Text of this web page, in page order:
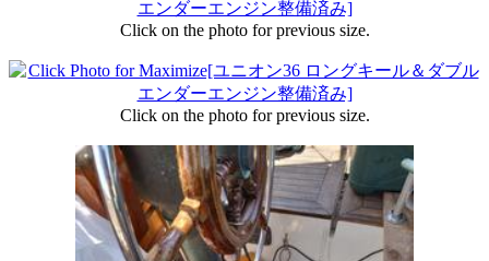
Click on the photo for previous size.
Click on the photo for previous size.